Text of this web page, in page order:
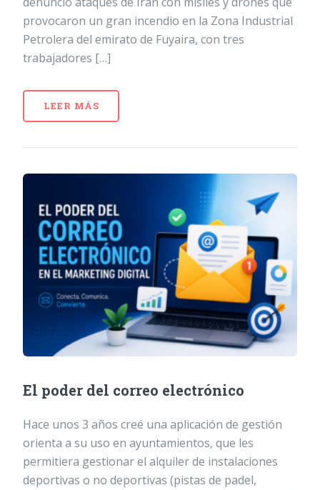
provocaron un gran incendio en la Zona Industrial
Petrolera del emirato de Fuyaira, con tres
trabajadores […]
LEER MÁS
El poder del correo electrónico
Hace unos 3 años creé una aplicación de gestión
orienta a su uso en ayuntamientos, que les
permitiera gestionar el alquiler de instalaciones
deportivas o no deportivas (pistas de padel,